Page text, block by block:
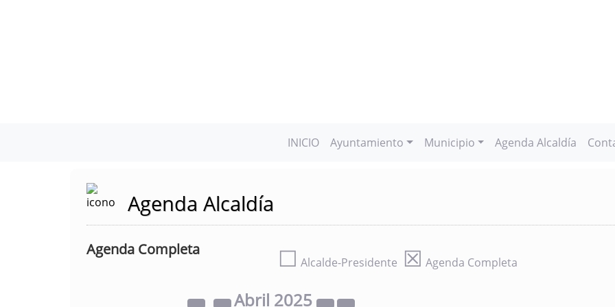
INICIO Ayuntamiento Municipio Agenda Alcaldía
Agenda Alcaldía
Agenda Completa ☐ Alcalde-Presidente ☒ Agenda Completa
Abril 2025